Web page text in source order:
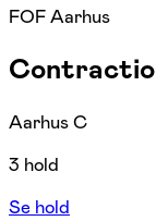
FOF Aarhus
Aarhus C
3 hold
Se hold